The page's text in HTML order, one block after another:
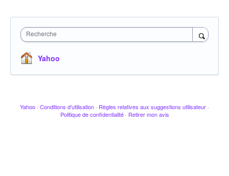
Recherche
Yahoo
Yahoo · Conditions d'utilisation · Règles relatives aux suggestions utilisateur ·
Politique de confidentialité · Retirer mon avis